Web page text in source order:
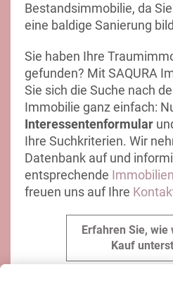
Bestandsimmobilie, da
eine baldige Sanierung
Sie haben Ihre
gefunden? Mit SAQURA
Sie sich die Suche nach
Immobilie ganz einfach:
Interessentenformular
Ihre Suchkriterien. Wir
Datenbank auf und
entsprechende
freuen uns auf Ihre
Erfahren Sie, wie
Kauf